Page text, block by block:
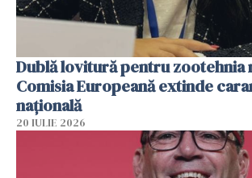
Dublă lovitură pentru zootehnia
Comisia Europeană extinde
națională
20 IULIE 2026